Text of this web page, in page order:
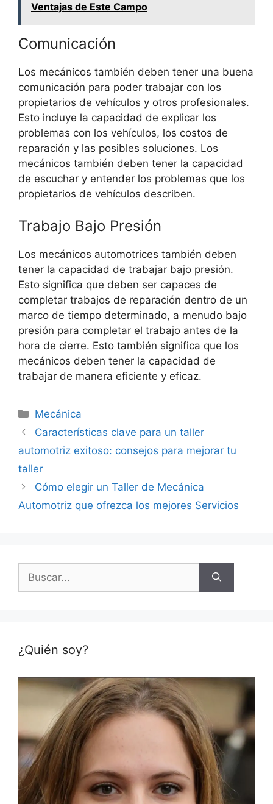
Ventajas de Este Campo
Comunicación
Los mecánicos también deben tener una buena
comunicación para poder trabajar con los
propietarios de vehículos y otros profesionales.
Esto incluye la capacidad de explicar los
problemas con los vehículos, los costos de
reparación y las posibles soluciones. Los
mecánicos también deben tener la capacidad
de escuchar y entender los problemas que los
propietarios de vehículos describen.
Trabajo Bajo Presión
Los mecánicos automotrices también deben
tener la capacidad de trabajar bajo presión.
Esto significa que deben ser capaces de
completar trabajos de reparación dentro de un
marco de tiempo determinado, a menudo bajo
presión para completar el trabajo antes de la
hora de cierre. Esto también significa que los
mecánicos deben tener la capacidad de
trabajar de manera eficiente y eficaz.
Categorías
Mecánica
Características clave para un taller
automotriz exitoso: consejos para mejorar tu
taller
Cómo elegir un Taller de Mecánica
Automotriz que ofrezca los mejores Servicios
¿Quién soy?